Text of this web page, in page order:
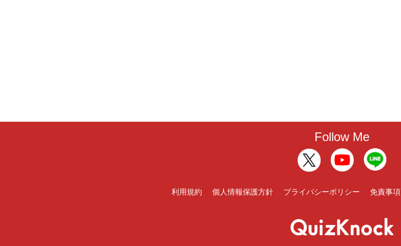
Follow Me
利用規約 個人情報保護方針 プライバシーポリシー 免責事項